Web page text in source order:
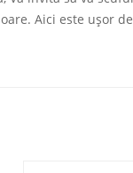
Aici este uşor de